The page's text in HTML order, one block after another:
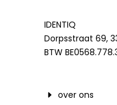
IDENTIQ
Dorpsstraat 69,
BTW
over ons